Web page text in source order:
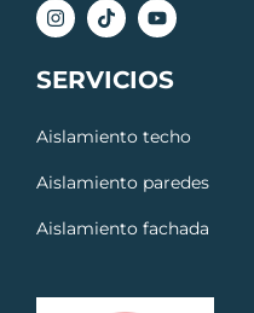
SERVICIOS
Aislamiento techo
Aislamiento paredes
Aislamiento fachada